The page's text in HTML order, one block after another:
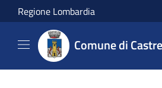
Salta al contenuto principale
Regione Lombardia
Comune di